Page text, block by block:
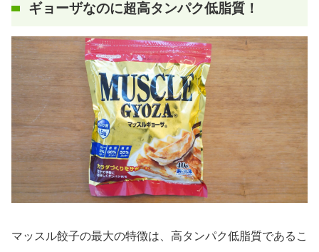
ギョーザなのに超高タンパク低脂質！
マッスル餃子の最大の特徴は、高タンパク低脂質であるこ